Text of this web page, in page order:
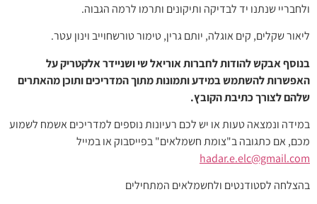
ולחבריי שנתנו יד לבדיקה ותיקונים ותרמו לרמה הגבוה.
ליאור שקלים, קים אוגלה, יותם גרין, טימור טורשחוייב וינון עטר.
בנוסף אבקש להודות לחברות אוריאל שי ושניידר אלקטריק על
האפשרות להשתמש במידע ותמונות מתוך המדריכים ותוכן מהאתרים
שלהם לצורך כתיבת הקובץ.
במידה ונמצאה טעות או יש לכם רעיונות נוספים למדריכים אשמח לשמוע
מכם, אם כתגובה ב"צומת חשמלאים" בפייסבוק או במייל
hadar.e.elc@gmail.com
בהצלחה לסטודנטים ולחשמלאים המתחילים